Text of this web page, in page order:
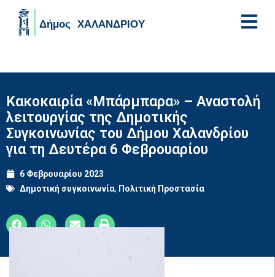
Κακοκαιρία «Μπάρμπαρα» – Αναστολή
λειτουργίας της Δημοτικής
Συγκοινωνίας του Δήμου Χαλανδρίου
για τη Δευτέρα 6 Φεβρουαρίου
6 Φεβρουαρίου 2023
Δημοτική συγκοινωνία, Πολιτική Προστασία